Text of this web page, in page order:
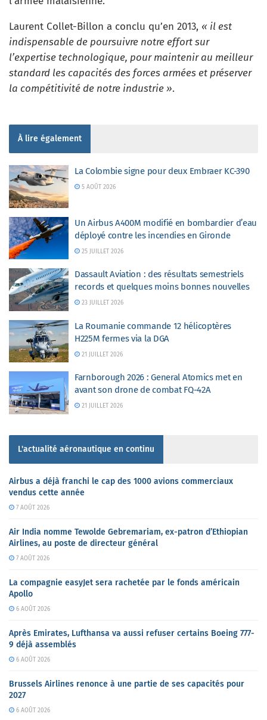
Laurent Collet-Billon a conclu qu’en 2013, « il est
indispensable de poursuivre notre effort sur
l’expertise technologique, pour maintenir au meilleur
standard les capacités des forces armées et préserver
la compétitivité de notre industrie ».
À lire également
La Colombie signe pour deux Embraer KC-390
5 AOÛT 2026
Un Airbus A400M modifié en bombardier d’eau
déployé contre les incendies en Gironde
25 JUILLET 2026
Dassault Aviation : des résultats semestriels
records et quelques moins bonnes nouvelles
23 JUILLET 2026
La Roumanie commande 12 hélicoptères
H225M fermes via la DGA
21 JUILLET 2026
Farnborough 2026 : General Atomics met en
avant son drone de combat FQ-42A
21 JUILLET 2026
L'actualité aéronautique en continu
Airbus a déjà franchi le cap des 1000 avions commerciaux
vendus cette année
7 AOÛT 2026
Air India nomme Tewolde Gebremariam, ex-patron d’Ethiopian
Airlines, au poste de directeur général
7 AOÛT 2026
La compagnie easyJet sera rachetée par le fonds américain
Apollo
6 AOÛT 2026
Après Emirates, Lufthansa va aussi refuser certains Boeing 777-
9 déjà assemblés
6 AOÛT 2026
Brussels Airlines renonce à une partie de ses capacités pour
2027
6 AOÛT 2026